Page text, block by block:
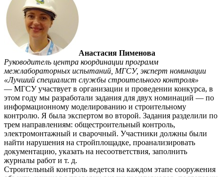
Анастасия Пименова
Руководитель центра координации программ
межлабораторных испытаний, МГСУ, эксперт номинации
«Лучший специалист службы строительного контроля»
— МГСУ участвует в организации и проведении конкурса, в
этом году мы разработали задания для двух номинаций — по
информационному моделированию и строительному
контролю. Я была экспертом во второй. Задания разделили по
трем направлениям: общестроительный контроль,
электромонтажный и сварочный. Участники должны были
найти нарушения на стройплощадке, проанализировать
документацию, указать на несоответствия, заполнить
журналы работ и т. д.
Строительный контроль ведется на каждом этапе сооружения